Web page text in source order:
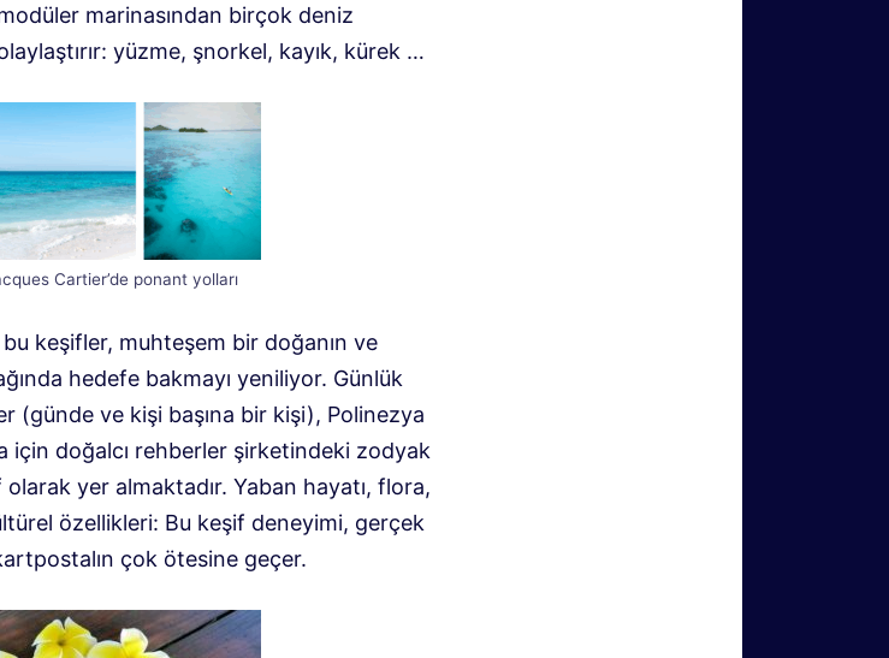
marinasından birçok deniz
yüzme, şnorkel, kayık, kürek …
Cartier’de ponant yolları
keşifler, muhteşem bir doğanın ve
hedefe bakmayı yeniliyor. Günlük
(günde ve kişi başına bir kişi), Polinezya
için doğalcı rehberler şirketindeki zodyak
yer almaktadır. Yaban hayatı, flora,
özellikleri: Bu keşif deneyimi, gerçek
çok ötesine geçer.